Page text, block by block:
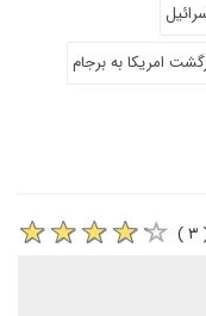
امریکا به برجام
۳ )